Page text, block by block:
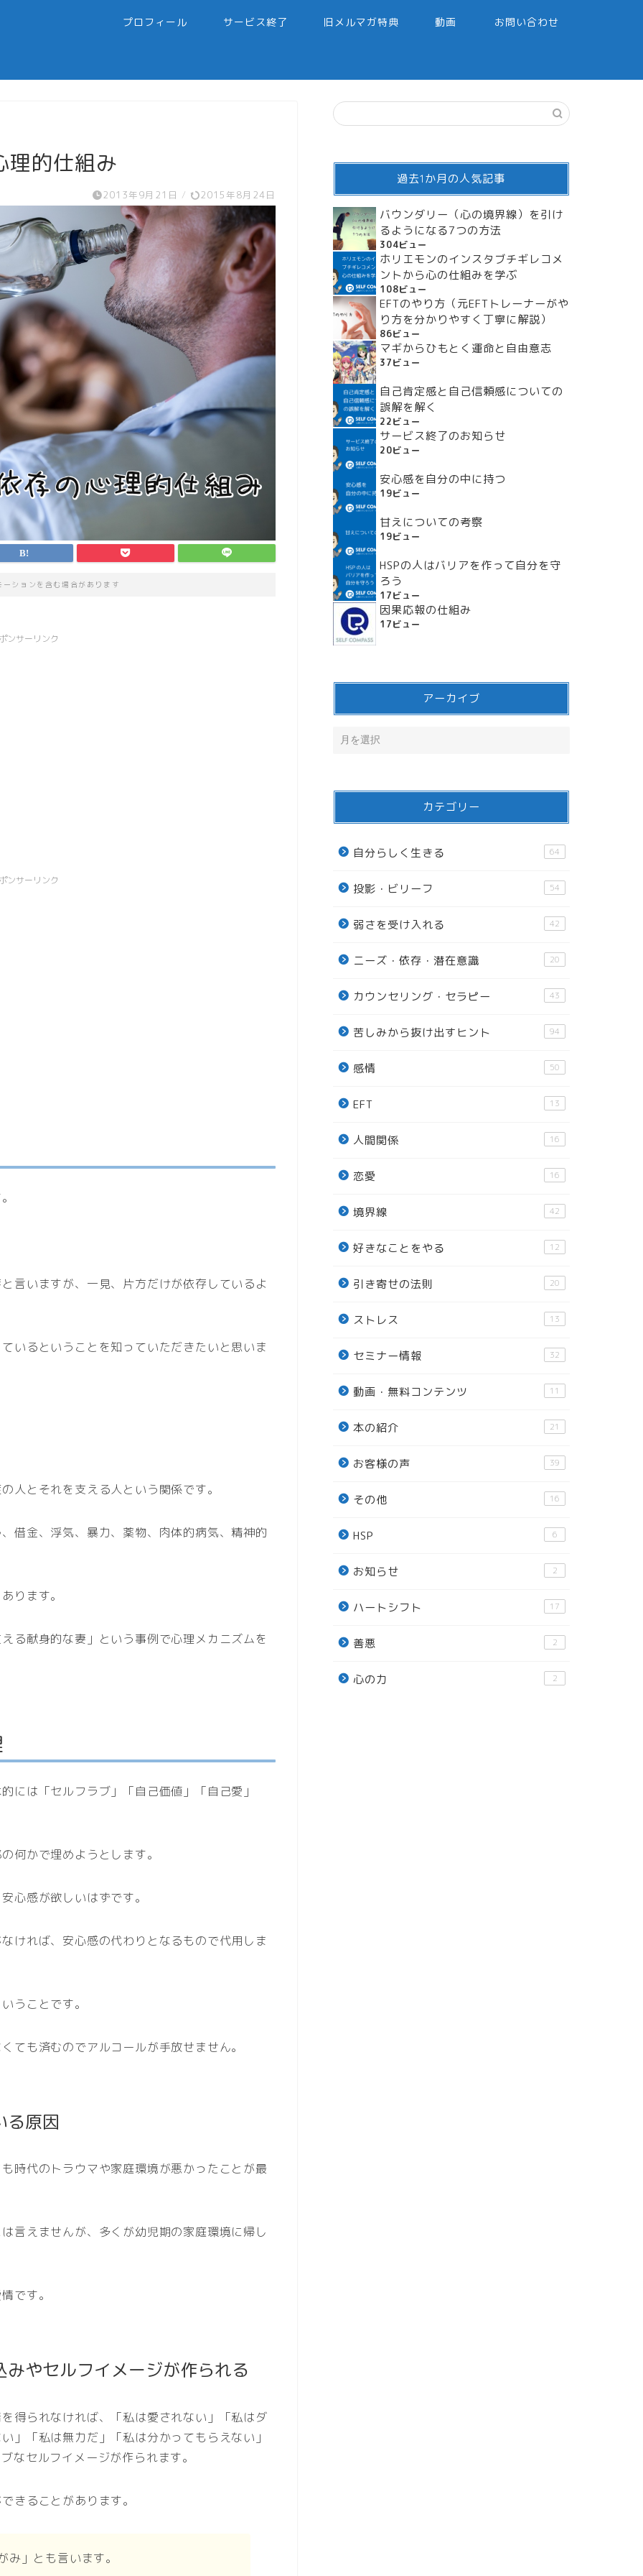
プロフィール サービス終了 旧メルマガ特典 動画 お問い合わせ
理的仕組み
2013年9月21日 / 2015年8月24日
ションを含む場合があります
ンサーリンク
ンサーリンク
言いますが、一見、片方だけが依存しているよ
いるということを知っていただきたいと思いま
人とそれを支える人という関係です。
借金、浮気、暴力、薬物、肉体的病気、精神的
ります。
る献身的な妻」という事例で心理メカニズムを
には「セルフラブ」「自己価値」「自己愛」
何かで埋めようとします。
心感が欲しいはずです。
ければ、安心感の代わりとなるもので代用しま
うことです。
ても済むのでアルコールが手放せません。
る原因
時代のトラウマや家庭環境が悪かったことが最
言えませんが、多くが幼児期の家庭環境に帰し
です。
やセルフイメージが作られる
得られなければ、「私は愛されない」「私はダ
」「私は無力だ」「私は分かってもらえない」
なセルフイメージが作られます。
きることがあります。
」とも言います。
過去1か月の人気記事
バウンダリー（心の境界線）を引け
るようになる7つの方法
304ビュー
ホリエモンのインスタブチギレコメ
ントから心の仕組みを学ぶ
108ビュー
EFTのやり方（元EFTトレーナーがや
り方を分かりやすく丁寧に解説）
86ビュー
マギからひもとく運命と自由意志
37ビュー
自己肯定感と自己信頼感についての
誤解を解く
22ビュー
サービス終了のお知らせ
20ビュー
安心感を自分の中に持つ
19ビュー
甘えについての考察
19ビュー
HSPの人はバリアを作って自分を守
ろう
17ビュー
因果応報の仕組み
17ビュー
アーカイブ
カテゴリー
自分らしく生きる 64
投影・ビリーフ 54
弱さを受け入れる 42
ニーズ・依存・潜在意識 20
カウンセリング・セラピー 43
苦しみから抜け出すヒント 94
感情 50
EFT 13
人間関係 16
恋愛 16
境界線 42
好きなことをやる 12
引き寄せの法則 20
ストレス 13
セミナー情報 32
動画・無料コンテンツ 11
本の紹介 21
お客様の声 39
その他 16
HSP 6
お知らせ 2
ハートシフト 17
善悪 2
心の力 2